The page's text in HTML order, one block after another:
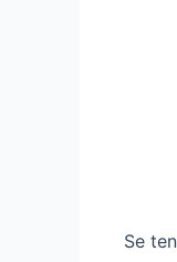
Se